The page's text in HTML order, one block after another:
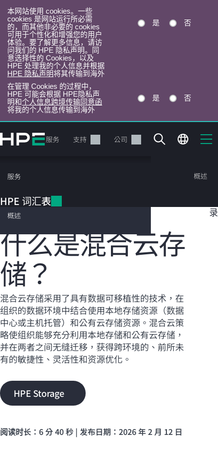
本网站使用 cookies。一些
cookies 是网站运行所必需
的，而其他非必要的 cookies
可用于个性化和增强您的用户
体验。要了解更多信息，请访
问我们的 HPE 隐私声明。同
意选择性的 Cookies，以及
HPE 处理我的个人信息并根据
HPE 隐私声明将其传输到海外
是 否
在管理 Cookies 的过程中，
HPE 可能会根据 HPE隐私声
明和个人信息跨境传输同意函
将我的个人信息传输到海外
是 否
转
到
目
录
产品 服务 支持 公司
服务
您的购物车目前是空的
立即购买
HPE 词汇表 概述
概述
HPE 词汇表
混合云存储
什么是混合云存
储？
混合云存储采用了具有数据可移植性的技术，在
组织的数据环境中结合使用本地存储资源（数据
中心或主机托管）和公有云存储资源。混合云策
略使组织能够充分利用本地存储和公有云存储，
并在两者之间无缝迁移，获得跨环境的、前所未
有的敏捷性、灵活性和资源优化。
HPE Storage
阅读时长：6 分 40 秒 | 发布日期：2026 年 2 月 12 日
录